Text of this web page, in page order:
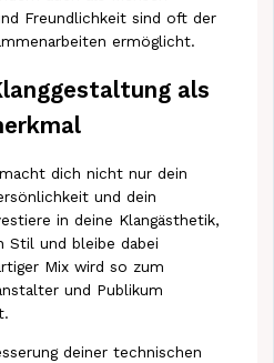
Freundlichkeit sind oft der
ermöglicht.
als
dich nicht nur dein
und dein
in deine Klangästhetik,
Stil und bleibe dabei
Mix wird so zum
und Publikum
deiner technischen